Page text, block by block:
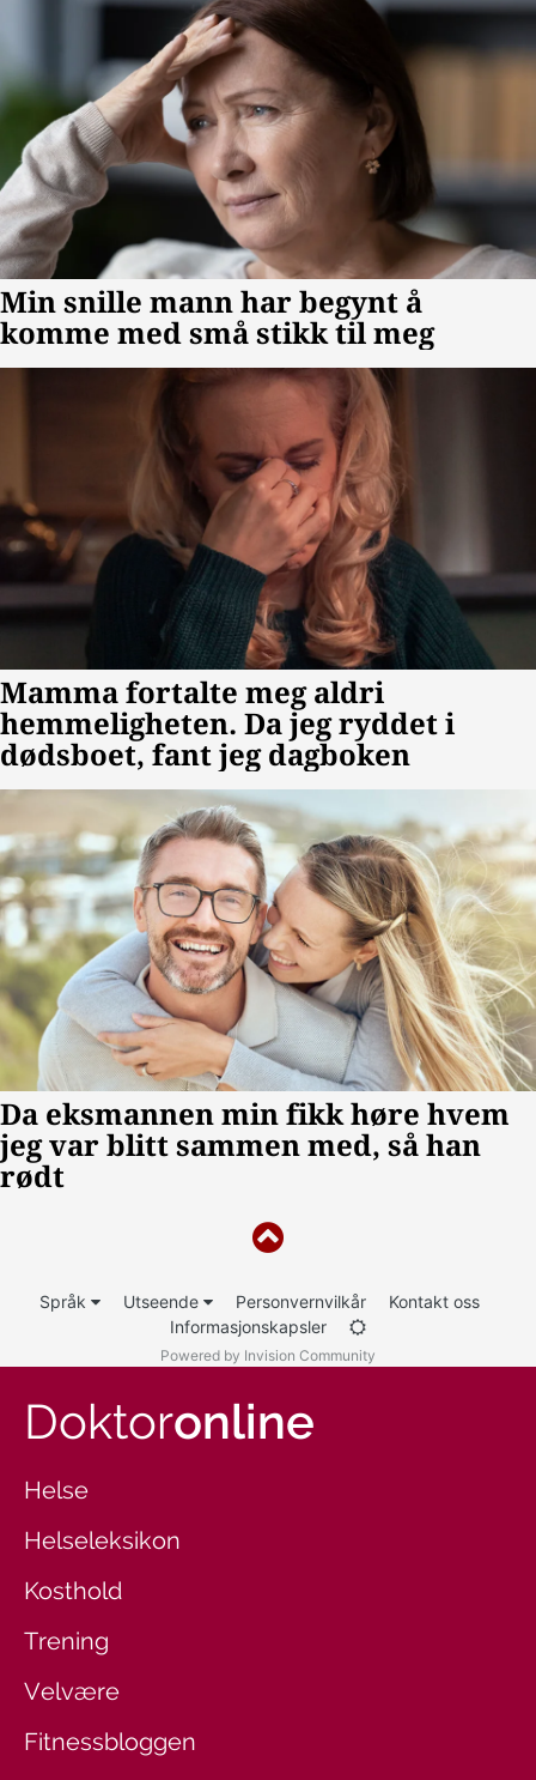
Språk Utseende Personvernvilkår
Kontakt oss
Informasjonskapsler
Powered by Invision Community
Doktoronline
Helse
Helseleksikon
Kosthold
Trening
Velvære
Fitnessbloggen